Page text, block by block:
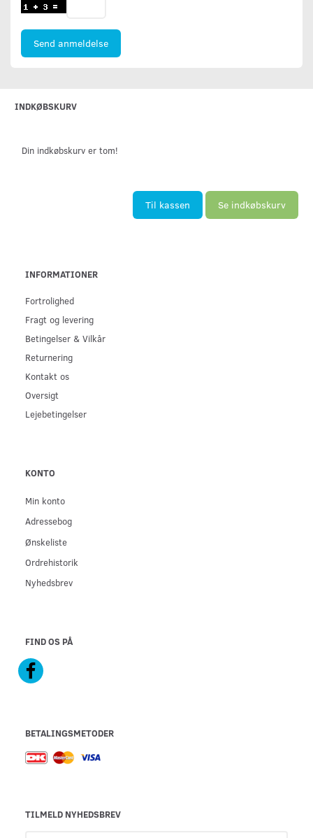
Send anmeldelse
INDKØBSKURV
Din indkøbskurv er tom!
Til kassen Se indkøbskurv
INFORMATIONER
Fortrolighed
Fragt og levering
Betingelser & Vilkår
Returnering
Kontakt os
Oversigt
Lejebetingelser
KONTO
Min konto
Adressebog
Ønskeliste
Ordrehistorik
Nyhedsbrev
FIND OS PÅ
BETALINGSMETODER
TILMELD NYHEDSBREV